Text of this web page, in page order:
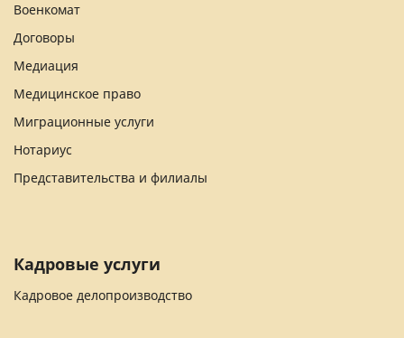
Военкомат
Договоры
Медиация
Медицинское право
Миграционные услуги
Нотариус
Представительства и филиалы
Кадровые услуги
Кадровое делопроизводство